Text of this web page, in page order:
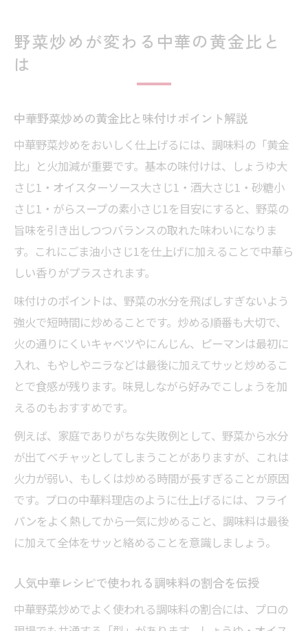
野菜炒めが変わる中華の黄金比と
は
中華野菜炒めの黄金比と味付けポイント解説
中華野菜炒めをおいしく仕上げるには、調味料の「黄金
比」と火加減が重要です。基本の味付けは、しょうゆ大
さじ1・オイスターソース大さじ1・酒大さじ1・砂糖小
さじ1・がらスープの素小さじ1を目安にすると、野菜の
旨味を引き出しつつバランスの取れた味わいになりま
す。これにごま油小さじ1を仕上げに加えることで中華ら
しい香りがプラスされます。
味付けのポイントは、野菜の水分を飛ばしすぎないよう
強火で短時間に炒めることです。炒める順番も大切で、
火の通りにくいキャベツやにんじん、ピーマンは最初に
入れ、もやしやニラなどは最後に加えてサッと炒めるこ
とで食感が残ります。味見しながら好みでこしょうを加
えるのもおすすめです。
例えば、家庭でありがちな失敗例として、野菜から水分
が出てベチャッとしてしまうことがありますが、これは
火力が弱い、もしくは炒める時間が長すぎることが原因
です。プロの中華料理店のように仕上げるには、フライ
パンをよく熱してから一気に炒めること、調味料は最後
に加えて全体をサッと絡めることを意識しましょう。
人気中華レシピで使われる調味料の割合を伝授
中華野菜炒めでよく使われる調味料の割合には、プロの